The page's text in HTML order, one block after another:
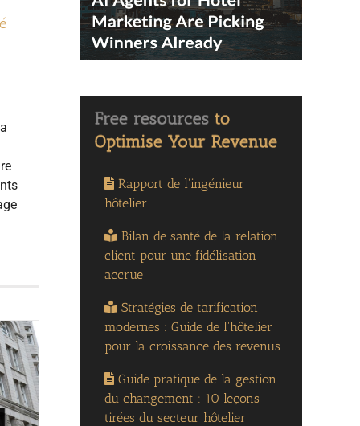
Rapport de l'ingénieur
hôtelier
Bilan de santé de la relation
client pour une fidélisation
accrue
Stratégies de tarification
modernes : Guide de l'hôtelier
pour la croissance des revenus
Guide pratique de la gestion
du changement : 10 leçons
tirées du secteur hôtelier